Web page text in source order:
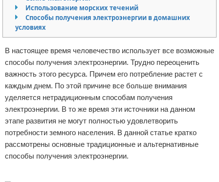
Начало бизнеса
Обзоры услуг
Самосовершенствование
Деловое общение
Менеджмент
Отказ от ответственности
Использование морских течений
Способы получения электроэнергии в домашних
условиях
В настоящее время человечество использует все возможные
способы получения электроэнергии. Трудно переоценить
важность этого ресурса. Причем его потребление растет с
каждым днем. По этой причине все больше внимания
уделяется нетрадиционным способам получения
электроэнергии. В то же время эти источники на данном
этапе развития не могут полностью удовлетворить
потребности земного населения. В данной статье кратко
рассмотрены основные традиционные и альтернативные
способы получения электроэнергии.